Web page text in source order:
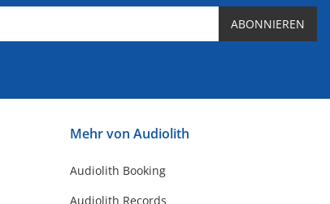
ABONNIEREN
Mehr von Audiolith
Audiolith Booking
Audiolith Records